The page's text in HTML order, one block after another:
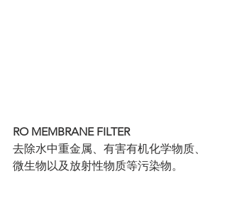
RO MEMBRANE FILTER
去除水中重金属、有害有机化学物质、
微生物以及放射性物质等污染物。